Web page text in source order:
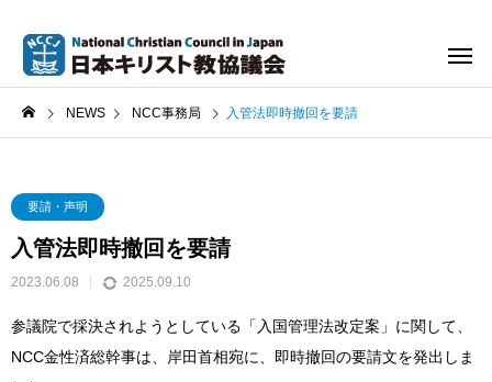
NEWS NCC事務局 入管法即時撤回を要請
要請・声明
入管法即時撤回を要請
2023.06.08 2025.09.10
参議院で採決されようとしている「入国管理法改定案」に関して、
NCC金性済総幹事は、岸田首相宛に、即時撤回の要請文を発出しま